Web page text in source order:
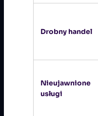
Drobny handel
Nieujawnione
usługi